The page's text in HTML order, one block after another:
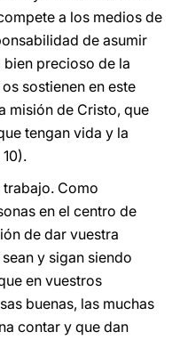
a los medios de
de asumir
precioso de la
sostienen en este
misión de Cristo, que
tengan vida y la
10).
Como
en el centro de
de dar vuestra
y sigan siendo
en vuestros
buenas, las muchas
contar y que dan